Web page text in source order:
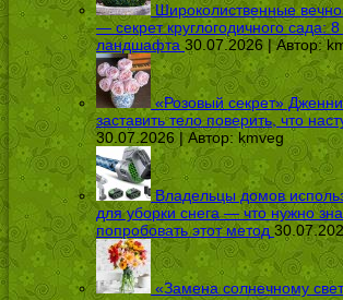
Широколиственные
— секрет круглогодичного сада:
ландшафта 30.07.2026 | Автор:
«Розовый секрет»
заставить тело поверить, что
30.07.2026 | Автор: kmveg
Владельцы домов
для уборки снега — что нужно
попробовать этот метод
«Замена солнечному